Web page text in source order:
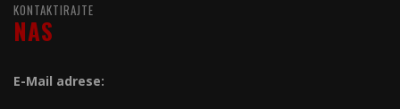
KONTAKTIRAJTE
NAS
E-Mail adrese: